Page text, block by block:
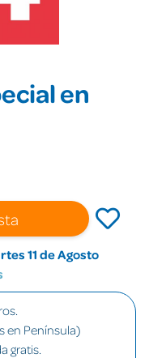
en
11 de Agosto
en Península)
gratis.